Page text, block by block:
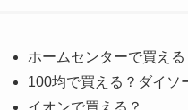
ホームセンターで買える
100均で買える？ダイソ
イオンで買える？